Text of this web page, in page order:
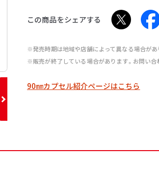
この商品をシェアする
※発売時期は地域や店舗によって異なる場合があ
※販売が終了している場合があります。お問い
90㎜カプセル紹介ページはこちら